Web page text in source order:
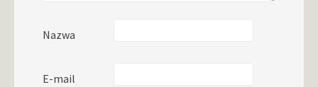
Nazwa
E-mail